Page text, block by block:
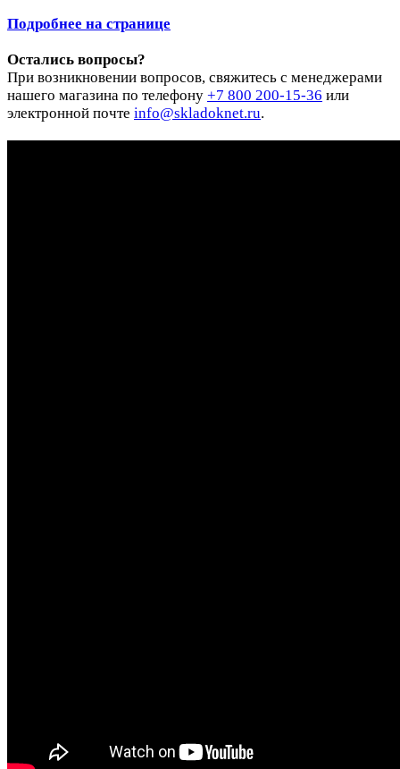
Подробнее на странице
Остались вопросы?
При возникновении вопросов, свяжитесь с менеджерами
нашего магазина по телефону +7 800 200-15-36 или
электронной почте info@skladoknet.ru.